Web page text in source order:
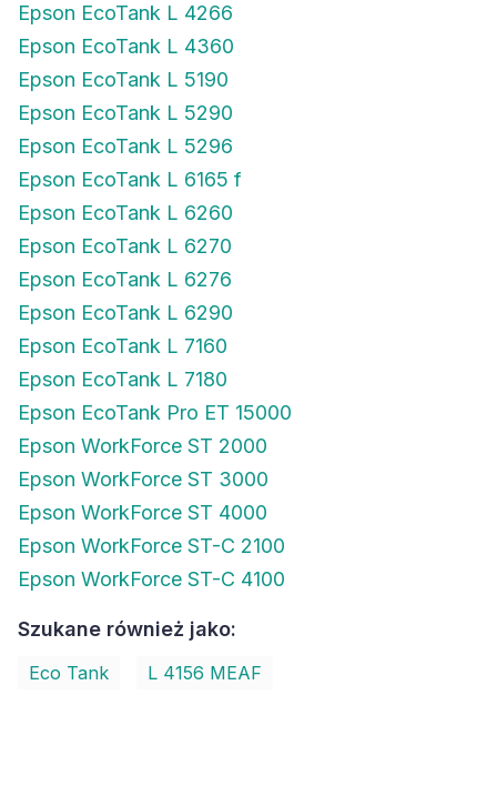
Epson EcoTank L 4266
Epson EcoTank L 4360
Epson EcoTank L 5190
Epson EcoTank L 5290
Epson EcoTank L 5296
Epson EcoTank L 6165 f
Epson EcoTank L 6260
Epson EcoTank L 6270
Epson EcoTank L 6276
Epson EcoTank L 6290
Epson EcoTank L 7160
Epson EcoTank L 7180
Epson EcoTank Pro ET 15000
Epson WorkForce ST 2000
Epson WorkForce ST 3000
Epson WorkForce ST 4000
Epson WorkForce ST-C 2100
Epson WorkForce ST-C 4100
Szukane również jako:
Eco Tank L 4156 MEAF